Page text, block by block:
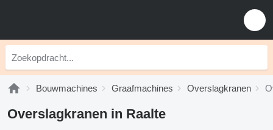
Bouwmachines Graafmachines Overslagkranen
Overslagkranen in Raalte